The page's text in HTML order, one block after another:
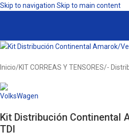
Skip to navigation Skip to main content
Inicio/KIT CORREAS Y TENSORES/-
Kit Distribución Continental
TDI